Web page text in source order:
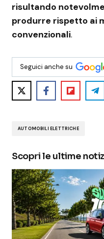
risultando
produrre rispetto ai
convenzionali.
Seguici anche su
AUTOMOBILI ELETTRICHE
Scopri le ultime